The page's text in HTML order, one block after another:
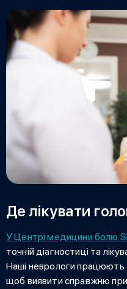
Де лікувати
У Центрі медицини болю
точній діагностиці та
Наші неврологи працюють
щоб виявити справжню